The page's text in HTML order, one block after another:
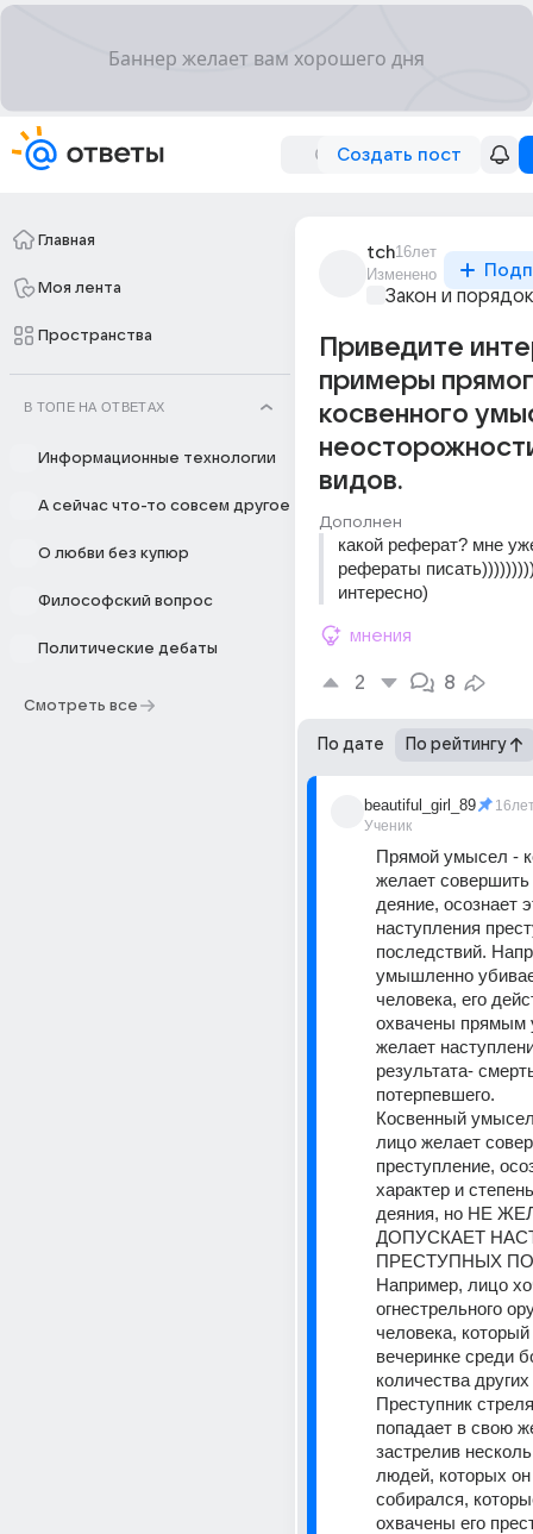
Создать пост
Главная
Моя лента
Пространства
В ТОПЕ НА ОТВЕТАХ
Информационные технологии
А сейчас что-то совсем другое
О любви без купюр
Философский вопрос
Политические дебаты
Смотреть все
tch16лет
Изменено
Закон и порядок
Приведите
примеры
косвенного
видов.
Дополнен
какой реферат? мне
рефераты
интересно)
мнения
2 8
По дате По рейтингу
beautiful_girl_89
Ученик
Прямой умысел -
желает совершить
деяние, осознает
наступления
последствий.
умышленно
человека, его
охвачены прямым
желает
результата-
потерпевшего.
Косвенный
лицо желает
преступление,
характер и
деяния, но НЕ
ДОПУСКАЕТ
ПРЕСТУПНЫХ
Например, лицо
огнестрельного
человека,
вечеринке среди
количества
Преступник
попадает в свою
застрелив
людей, которых
собирался,
охвачены его